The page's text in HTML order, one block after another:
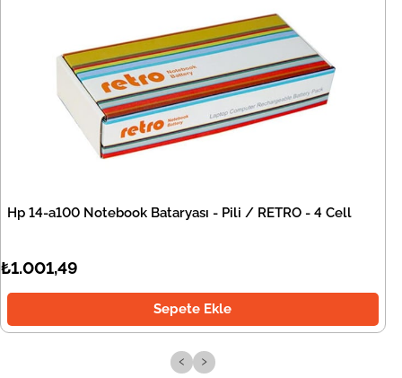
Hp 14-a100 Notebook Bataryası - Pili / RETRO - 4 Cell
₺1.001,49
Sepete Ekle
‹ ›